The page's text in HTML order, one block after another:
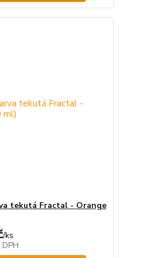
tekutá Fractal - Orange
/ks